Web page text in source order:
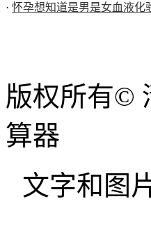
· 怀孕想知道是男是女血液化
版权所有©
算器
文字和图